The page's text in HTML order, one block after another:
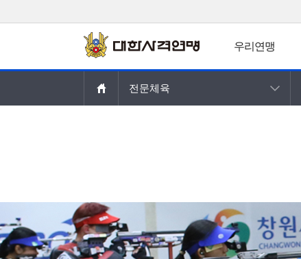
우리연맹
전문체육